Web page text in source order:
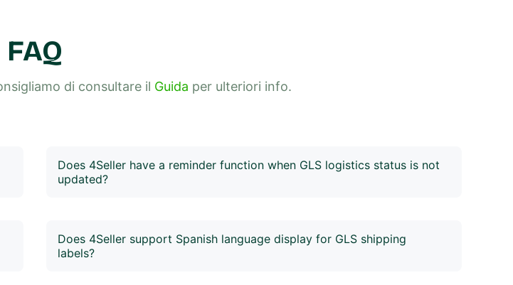
FAQ
di consultare il Guida per ulteriori info.
Does 4Seller have a reminder function when GLS logistics status is not
updated?
the abnormal tracking bar at the top of the logistics tracking page for timely
handling.
Does 4Seller support Spanish language display for GLS shipping
labels?